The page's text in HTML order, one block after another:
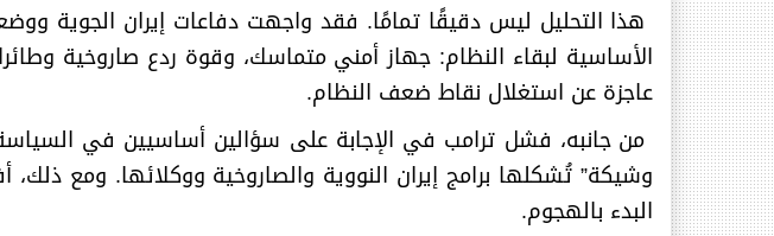
هذا التحليل ليس دقيقًا تمامًا. فقد واجهت دفاعات إيران الجوية
الأساسية لبقاء النظام: جهاز أمني متماسك، وقوة ردع صاروخية
عاجزة عن استغلال نقاط ضعف النظام.
من جانبه، فشل ترامب في الإجابة على سؤالين أساسيين في السياسة:
وشيكة” تُشكلها برامج إيران النووية والصاروخية ووكلائها. ومع
البدء بالهجوم.